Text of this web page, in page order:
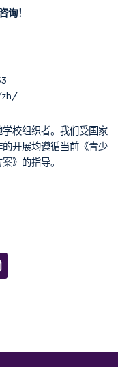
询！
zh/
校组织者。我们受国家
开展均遵循当前《青少
》的指导。